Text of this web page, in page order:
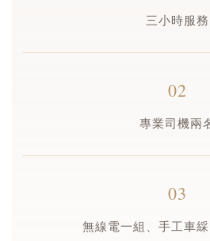
三小時服務
02
專業司機兩
03
無線電一組、手工車